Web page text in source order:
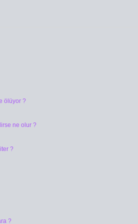
ölüyor ?
ne olur ?
?
?